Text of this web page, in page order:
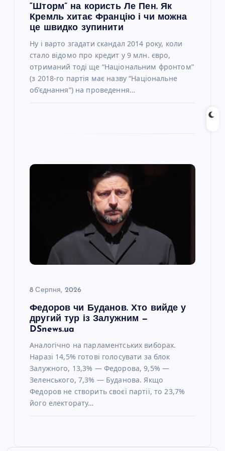
“Шторм” на користь Ле Пен. Як
Кремль хитає Францію і чи можна
це швидко зупинити
Ну і варто згадати скандал 2014 року, коли
стало відомо про кредит у 9 млн. євро,
отриманий тоді ще “Національним фронтом”
(з 2018-го партія має назву “Національне
об’єднання”) на проведення…
8 Серпня, 2026
Федоров чи Буданов. Хто вийде у
другий тур із Залужним —
DSnews.ua
Аналогічно на парламентських виборах.
Наразі 14,5% готові голосувати за блок
Залужного, 13,3% — Федорова, 9,5% —
Зеленського, 7,3% — Буданова. Якщо
Федоров не створить своєї партії, то 23,7%
його електорату…